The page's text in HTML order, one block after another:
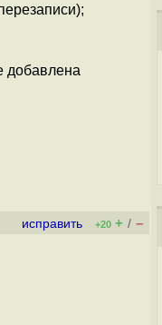
добавлена
исправить +20 + / –